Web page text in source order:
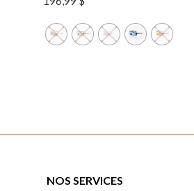
NOS SERVICES